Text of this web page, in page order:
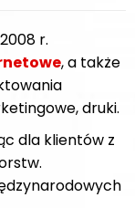
r.
, a także
druki.
dla klientów z